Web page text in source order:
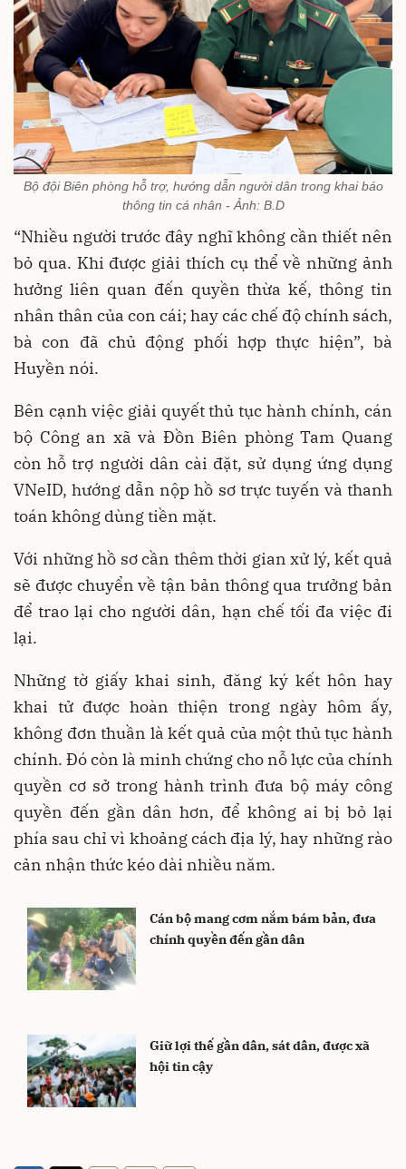
Bộ đội Biên phòng hỗ trợ, hướng dẫn người dân trong khai báo
thông tin cá nhân - Ảnh: B.D
“Nhiều người trước đây nghĩ không cần thiết nên
bỏ qua. Khi được giải thích cụ thể về những ảnh
hưởng liên quan đến quyền thừa kế, thông tin
nhân thân của con cái; hay các chế độ chính sách,
bà con đã chủ động phối hợp thực hiện”, bà
Huyền nói.
Bên cạnh việc giải quyết thủ tục hành chính, cán
bộ Công an xã và Đồn Biên phòng Tam Quang
còn hỗ trợ người dân cài đặt, sử dụng ứng dụng
VNeID, hướng dẫn nộp hồ sơ trực tuyến và thanh
toán không dùng tiền mặt.
Với những hồ sơ cần thêm thời gian xử lý, kết quả
sẽ được chuyển về tận bản thông qua trưởng bản
để trao lại cho người dân, hạn chế tối đa việc đi
lại.
Những tờ giấy khai sinh, đăng ký kết hôn hay
khai tử được hoàn thiện trong ngày hôm ấy,
không đơn thuần là kết quả của một thủ tục hành
chính. Đó còn là minh chứng cho nỗ lực của chính
quyền cơ sở trong hành trình đưa bộ máy công
quyền đến gần dân hơn, để không ai bị bỏ lại
phía sau chỉ vì khoảng cách địa lý, hay những rào
cản nhận thức kéo dài nhiều năm.
Cán bộ mang cơm nắm bám bản, đưa
chính quyền đến gần dân
Giữ lợi thế gần dân, sát dân, được xã
hội tin cậy